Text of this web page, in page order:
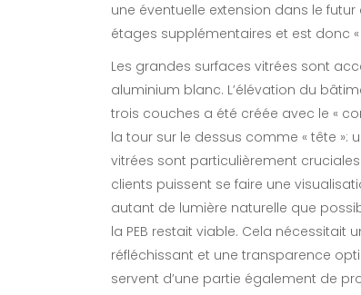
une éventuelle extension dans le
étages supplémentaires et est donc
Les grandes surfaces vitrées sont
aluminium blanc. L’élévation du
trois couches a été créée avec le «
la tour sur le dessus comme « tête »:
vitrées sont particulièrement
clients puissent se faire une
autant de lumière naturelle que
la PEB restait viable. Cela nécessitait
réfléchissant et une transparence
servent d’une partie également de